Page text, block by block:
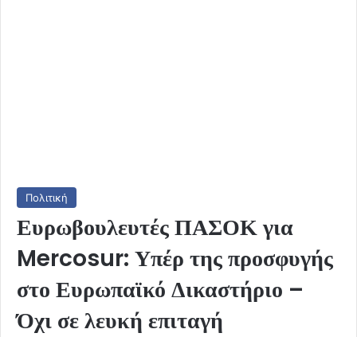
Πολιτική
Ευρωβουλευτές ΠΑΣΟΚ για
Mercosur: Υπέρ της προσφυγής
στο Ευρωπαϊκό Δικαστήριο –
Όχι σε λευκή επιταγή